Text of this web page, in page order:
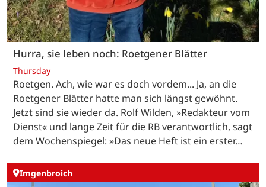
Hurra, sie leben noch: Roetgener Blätter
Thursday
Roetgen. Ach, wie war es doch vordem... Ja, an die
Roetgener Blätter hatte man sich längst gewöhnt.
Jetzt sind sie wieder da. Rolf Wilden, »Redakteur vom
Dienst« und lange Zeit für die RB verantwortlich, sagt
dem Wochenspiegel: »Das neue Heft ist ein erster…
Imgenbroich